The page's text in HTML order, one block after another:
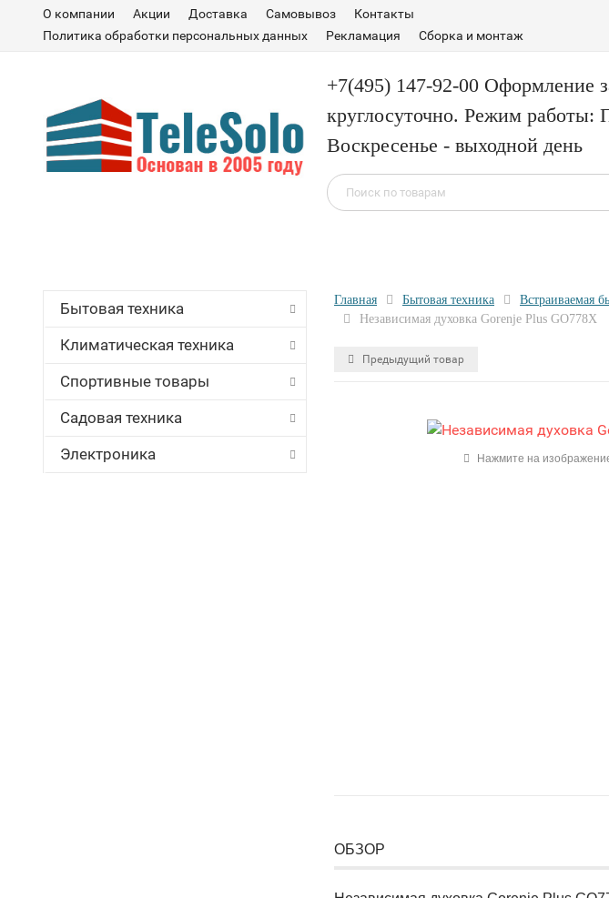
О компании Акции Доставка Самовывоз
Контакты
Политика обработки персональных данных
Рекламация Сборка и монтаж
+7(495) 147-92-00 Оформление
круглосуточно. Режим
Воскресенье - выходной день
Бытовая техника
Климатическая техника
Спортивные товары
Садовая техника
Электроника
Главная Бытовая техника Встраиваемая
Независимая духовка Gorenje Plus GO778X
Предыдущий товар
Нажмите на
ОБЗОР